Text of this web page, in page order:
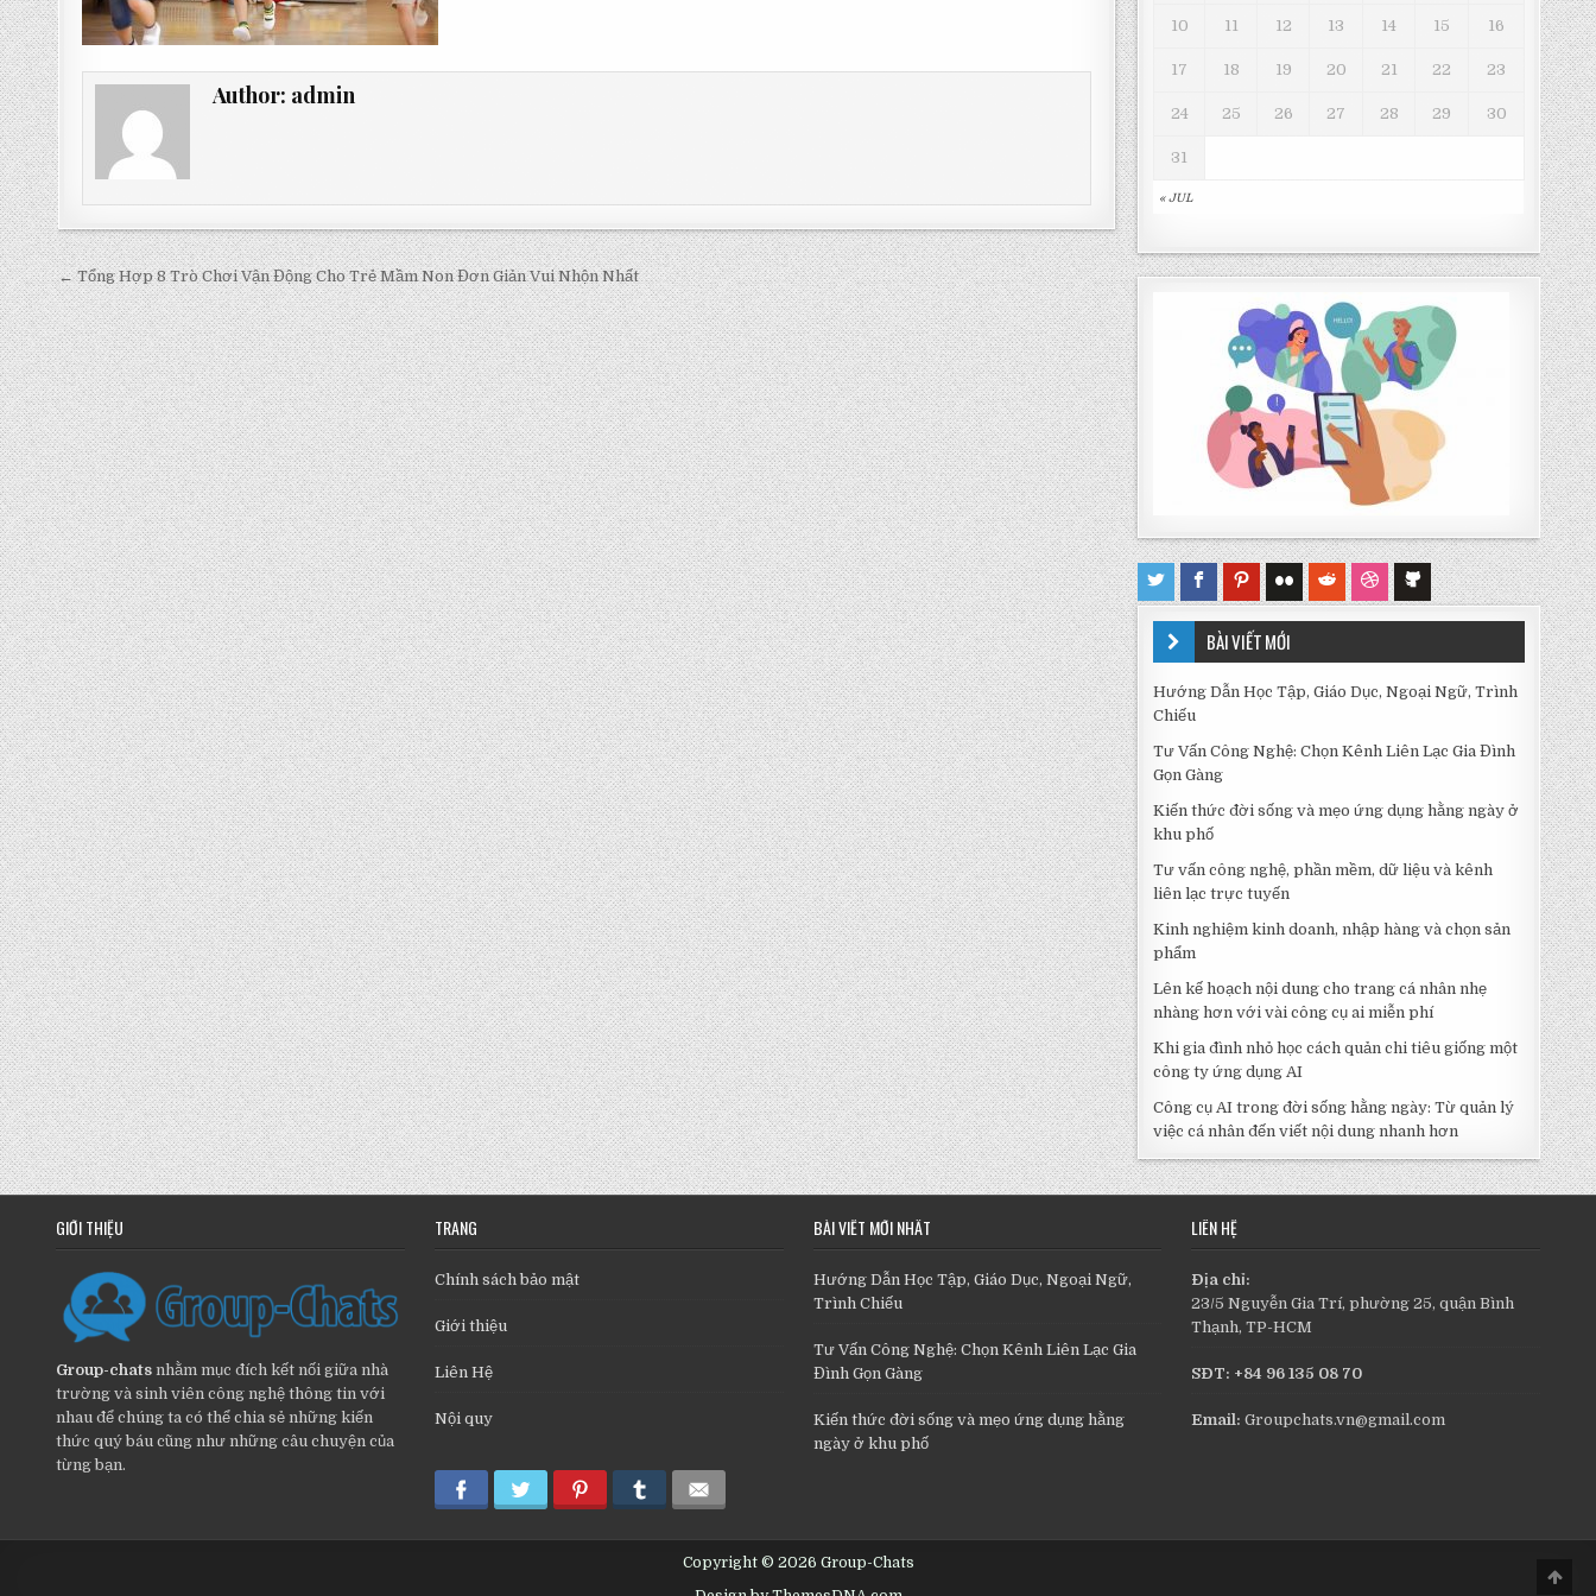
Author: admin
Post
navigation
← Tổng Hợp 8 Trò Chơi Vận Động Cho Trẻ Mầm Non Đơn Giản Vui Nhộn Nhất
« JUL
10 11 12 13 14 15 16
17 18 19 20 21 22 23
24 25 26 27 28 29 30
31
BÀI VIẾT MỚI
Hướng Dẫn Học Tập, Giáo Dục, Ngoại Ngữ, Trình
Chiếu
Tư Vấn Công Nghệ: Chọn Kênh Liên Lạc Gia Đình
Gọn Gàng
Kiến thức đời sống và mẹo ứng dụng hằng ngày ở
khu phố
Tư vấn công nghệ, phần mềm, dữ liệu và kênh
liên lạc trực tuyến
Kinh nghiệm kinh doanh, nhập hàng và chọn sản
phẩm
Lên kế hoạch nội dung cho trang cá nhân nhẹ
nhàng hơn với vài công cụ ai miễn phí
Khi gia đình nhỏ học cách quản chi tiêu giống một
công ty ứng dụng AI
Công cụ AI trong đời sống hằng ngày: Từ quản lý
việc cá nhân đến viết nội dung nhanh hơn
GIỚI THIỆU
Group-chats nhằm mục đích kết nối giữa nhà
trường và sinh viên công nghệ thông tin với
nhau để chúng ta có thể chia sẻ những kiến
thức quý báu cũng như những câu chuyện của
từng bạn.
TRANG
Chính sách bảo mật
Giới thiệu
Liên Hệ
Nội quy
BÀI VIẾT MỚI NHẤT
Hướng Dẫn Học Tập, Giáo Dục, Ngoại Ngữ,
Trình Chiếu
Tư Vấn Công Nghệ: Chọn Kênh Liên Lạc Gia
Đình Gọn Gàng
Kiến thức đời sống và mẹo ứng dụng hằng
ngày ở khu phố
LIÊN HỆ
Địa chỉ:
23/5 Nguyễn Gia Trí, phường 25, quận Bình
Thạnh, TP-HCM
SĐT: +84 96 135 08 70
Email: Groupchats.vn@gmail.com
Copyright © 2026 Group-Chats